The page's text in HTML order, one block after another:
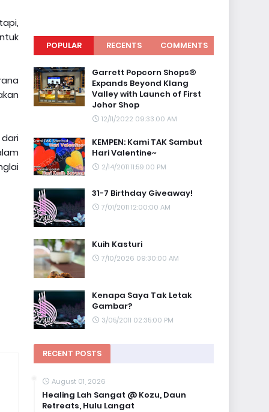
POPULAR RECENTS COMMENTS
Garrett Popcorn Shops®
Expands Beyond Klang
Valley with Launch of First
Johor Shop
12/11/2022 09:33:00 AM
KEMPEN: Kami TAK Sambut
Hari Valentine~
2/14/2011 11:59:00 PM
31-7 Birthday Giveaway!
7/01/2011 12:00:00 AM
Kuih Kasturi
7/10/2026 09:30:00 AM
Kenapa Saya Tak Letak
Gambar?
3/05/2011 02:35:00 PM
RECENT POSTS
August 01, 2026
Healing Lah Sangat @ Kozu, Daun
Retreats, Hulu Langat